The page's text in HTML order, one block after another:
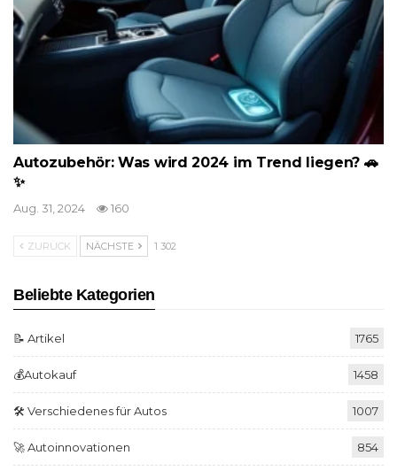
Autozubehör: Was wird 2024 im Trend liegen? 🚗
✨
Aug. 31, 2024 160
ZURÜCK NÄCHSTE 1 302
Beliebte Kategorien
📝 Artikel 1765
💰Autokauf 1458
🛠️ Verschiedenes für Autos 1007
🚀 Autoinnovationen 854